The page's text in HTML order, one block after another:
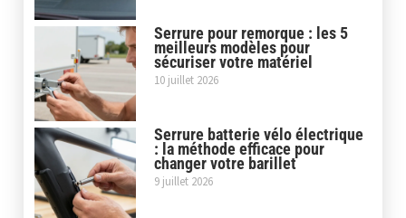
Serrure pour remorque : les 5
meilleurs modèles pour
sécuriser votre matériel
10 juillet 2026
Serrure batterie vélo électrique
: la méthode efficace pour
changer votre barillet
9 juillet 2026